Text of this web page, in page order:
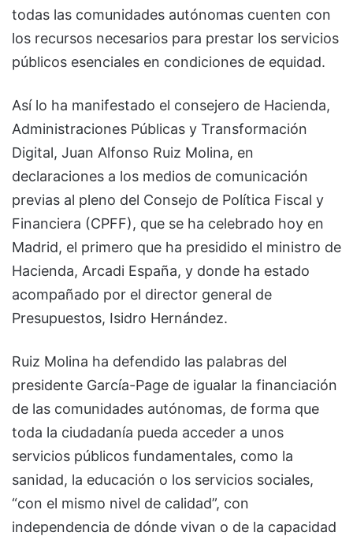
todas las comunidades autónomas cuenten con
los recursos necesarios para prestar los servicios
públicos esenciales en condiciones de equidad.
Así lo ha manifestado el consejero de Hacienda,
Administraciones Públicas y Transformación
Digital, Juan Alfonso Ruiz Molina, en
declaraciones a los medios de comunicación
previas al pleno del Consejo de Política Fiscal y
Financiera (CPFF), que se ha celebrado hoy en
Madrid, el primero que ha presidido el ministro de
Hacienda, Arcadi España, y donde ha estado
acompañado por el director general de
Presupuestos, Isidro Hernández.
Ruiz Molina ha defendido las palabras del
presidente García-Page de igualar la financiación
de las comunidades autónomas, de forma que
toda la ciudadanía pueda acceder a unos
servicios públicos fundamentales, como la
sanidad, la educación o los servicios sociales,
“con el mismo nivel de calidad”, con
independencia de dónde vivan o de la capacidad